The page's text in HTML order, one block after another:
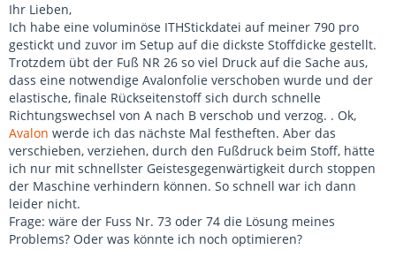
Ihr Lieben,
Ich habe eine voluminöse ITHStickdatei auf meiner 790 pro
gestickt und zuvor im Setup auf die dickste Stoffdicke gestellt.
Trotzdem übt der Fuß NR 26 so viel Druck auf die Sache aus,
dass eine notwendige Avalonfolie verschoben wurde und der
elastische, finale Rückseitenstoff sich durch schnelle
Richtungswechsel von A nach B verschob und verzog. . Ok,
Avalon werde ich das nächste Mal festheften. Aber das
verschieben, verziehen, durch den Fußdruck beim Stoff, hätte
ich nur mit schnellster Geistesgegenwärtigkeit durch stoppen
der Maschine verhindern können. So schnell war ich dann
leider nicht.
Frage: wäre der Fuss Nr. 73 oder 74 die Lösung meines
Problems? Oder was könnte ich noch optimieren?